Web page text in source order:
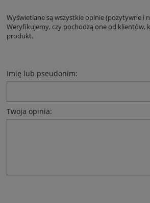
Wyświetlane są wszystkie opinie (pozytywne i
Weryfikujemy, czy pochodzą one od klientów,
produkt.
Imię lub pseudonim:
Twoja opinia: